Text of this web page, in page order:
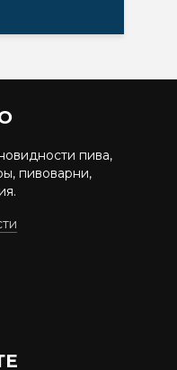
пива,
пивоварни,